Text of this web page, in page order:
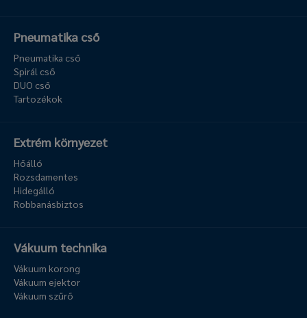
Pneumatika cső
Pneumatika cső
Spirál cső
DUO cső
Tartozékok
Extrém környezet
Hőálló
Rozsdamentes
Hidegálló
Robbanásbiztos
Vákuum technika
Vákuum korong
Vákuum ejektor
Vákuum szűrő